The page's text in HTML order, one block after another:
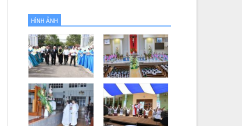
HÌNH ẢNH